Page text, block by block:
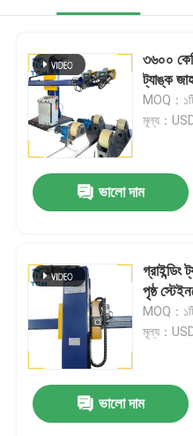
৩৬০০
ট্যাঙ্ক
MOQ：
মূল্য：
ভালো দাম
গ্রাইন্ডিং
পৃষ্ঠ
MOQ：
মূল্য：
ভালো দাম